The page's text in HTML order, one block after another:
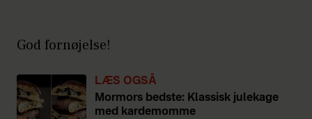
God fornøjelse!
LÆS OGSÅ
Mormors bedste: Klassisk julekage
med kardemomme